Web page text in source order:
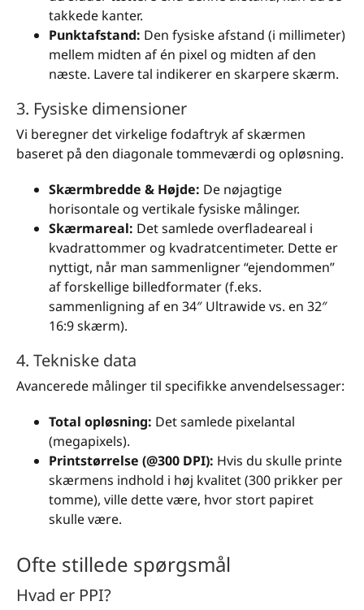
takkede kanter.
Punktafstand: Den fysiske afstand (i millimeter)
mellem midten af én pixel og midten af den
næste. Lavere tal indikerer en skarpere skærm.
3. Fysiske dimensioner
Vi beregner det virkelige fodaftryk af skærmen
baseret på den diagonale tommeværdi og opløsning.
Skærmbredde & Højde: De nøjagtige
horisontale og vertikale fysiske målinger.
Skærmareal: Det samlede overfladeareal i
kvadrattommer og kvadratcentimeter. Dette er
nyttigt, når man sammenligner “ejendommen”
af forskellige billedformater (f.eks.
sammenligning af en 34″ Ultrawide vs. en 32″
16:9 skærm).
4. Tekniske data
Avancerede målinger til specifikke anvendelsessager:
Total opløsning: Det samlede pixelantal
(megapixels).
Printstørrelse (@300 DPI): Hvis du skulle printe
skærmens indhold i høj kvalitet (300 prikker per
tomme), ville dette være, hvor stort papiret
skulle være.
Ofte stillede spørgsmål
Hvad er PPI?